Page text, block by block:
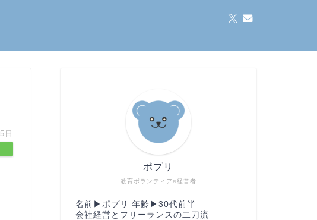
日
教育ボランティア×経営者
ポプリ
名前▶︎ポプリ 年齢▶︎30代前半
会社経営とフリーランスの二刀流